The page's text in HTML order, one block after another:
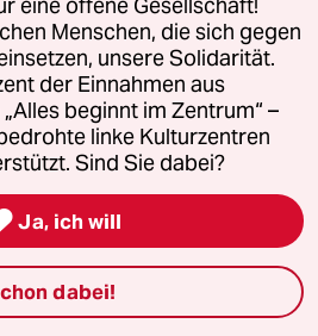
eine offene Gesellschaft!
Menschen, die sich gegen
unsere Solidarität.
der Einnahmen aus
beginnt im Zentrum“ –
linke Kulturzentren
Sind Sie dabei?
Ja, ich will
dabei!